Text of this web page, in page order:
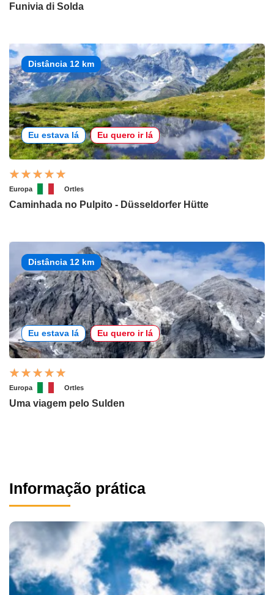
Funivia di Solda
Distância 12 km
Eu estava lá Eu quero ir lá
Europa Ortles
Caminhada no Pulpito - Düsseldorfer Hütte
Distância 12 km
Eu estava lá Eu quero ir lá
Europa Ortles
Uma viagem pelo Sulden
Informação prática